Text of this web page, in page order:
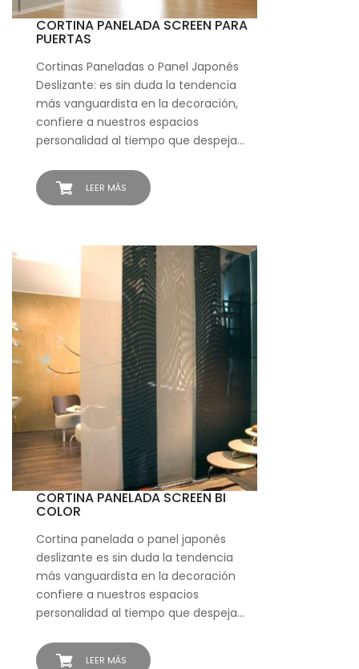
LEER MÁS
CORTINA PANELADA SCREEN PARA
PUERTAS
Cortinas Paneladas o Panel Japonés
Deslizante: es sin duda la tendencia
más vanguardista en la decoración,
confiere a nuestros espacios
personalidad al tiempo que despeja…
LEER MÁS
CORTINA PANELADA SCREEN BI
COLOR
Cortina panelada o panel japonés
deslizante es sin duda la tendencia
más vanguardista en la decoración
confiere a nuestros espacios
personalidad al tiempo que despeja…